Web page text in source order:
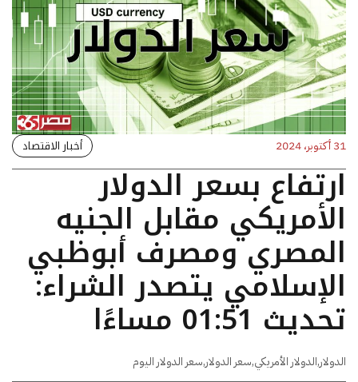
31 أكتوبر، 2024 أخبار الاقتصاد
ارتفاع بسعر الدولار
الأمريكي مقابل الجنيه
المصري ومصرف أبوظبي
الإسلامي يتصدر الشراء:
تحديث 01:51 مساءًا
الدولار,الدولار الأمريكي,سعر الدولار,سعر الدولار اليوم